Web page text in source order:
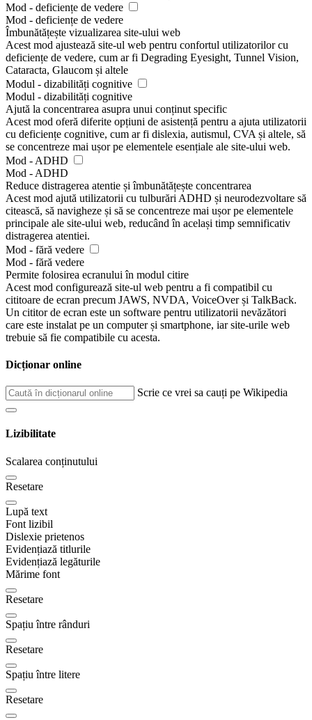
Mod - deficiențe de vedere
Mod - deficiențe de vedere
Îmbunătățește vizualizarea site-ului web
Acest mod ajustează site-ul web pentru confortul utilizatorilor cu
deficiențe de vedere, cum ar fi Degrading Eyesight, Tunnel Vision,
Cataracta, Glaucom și altele
Modul - dizabilități cognitive
Modul - dizabilități cognitive
Ajută la concentrarea asupra unui conținut specific
Acest mod oferă diferite opțiuni de asistență pentru a ajuta utilizatorii
cu deficiențe cognitive, cum ar fi dislexia, autismul, CVA și altele, să
se concentreze mai ușor pe elementele esențiale ale site-ului web.
Mod - ADHD
Mod - ADHD
Reduce distragerea atentie și îmbunătățește concentrarea
Acest mod ajută utilizatorii cu tulburări ADHD și neurodezvoltare să
citească, să navigheze și să se concentreze mai ușor pe elementele
principale ale site-ului web, reducând în același timp semnificativ
distragerea atentiei.
Mod - fără vedere
Mod - fără vedere
Permite folosirea ecranului în modul citire
Acest mod configurează site-ul web pentru a fi compatibil cu
cititoare de ecran precum JAWS, NVDA, VoiceOver și TalkBack.
Un cititor de ecran este un software pentru utilizatorii nevăzători
care este instalat pe un computer și smartphone, iar site-urile web
trebuie să fie compatibile cu acesta.
Dicționar online
Scrie ce vrei sa cauți pe Wikipedia
Lizibilitate
Scalarea conținutului
Resetare
Lupă text
Font lizibil
Dislexie prietenos
Evidențiază titlurile
Evidențiază legăturile
Mărime font
Resetare
Spațiu între rânduri
Resetare
Spațiu între litere
Resetare